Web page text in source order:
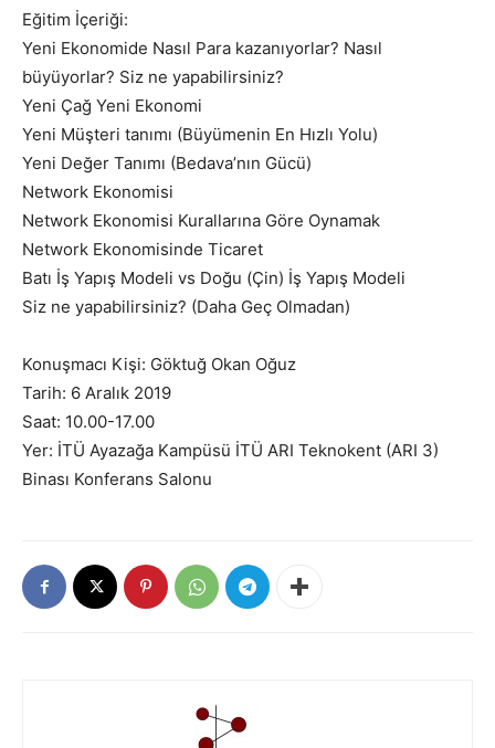
Eğitim İçeriği:
Yeni Ekonomide Nasıl Para kazanıyorlar? Nasıl
büyüyorlar? Siz ne yapabilirsiniz?
Yeni Çağ Yeni Ekonomi
Yeni Müşteri tanımı (Büyümenin En Hızlı Yolu)
Yeni Değer Tanımı (Bedava’nın Gücü)
Network Ekonomisi
Network Ekonomisi Kurallarına Göre Oynamak
Network Ekonomisinde Ticaret
Batı İş Yapış Modeli vs Doğu (Çin) İş Yapış Modeli
Siz ne yapabilirsiniz? (Daha Geç Olmadan)
Konuşmacı Kişi: Göktuğ Okan Oğuz
Tarih: 6 Aralık 2019
Saat: 10.00-17.00
Yer: İTÜ Ayazağa Kampüsü İTÜ ARI Teknokent (ARI 3)
Binası Konferans Salonu